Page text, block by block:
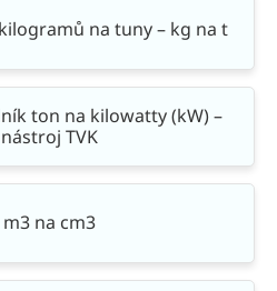
na tuny – kg na t
ton na kilowatty (kW) –
TVK
na cm3